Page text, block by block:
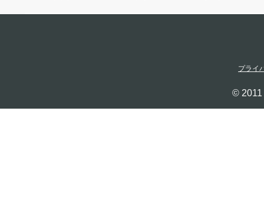
プライ
© 2011